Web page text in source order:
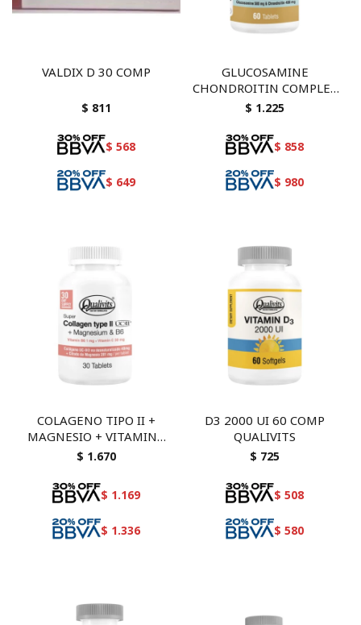
VALDIX D 30 COMP
$ 811
$ 568
$ 649
GLUCOSAMINE
CHONDROITIN COMPLEX
60 TAB
$ 1.225
$ 858
$ 980
COLAGENO TIPO II +
MAGNESIO + VITAMINA
B6 30 CAP
$ 1.670
$ 1.169
$ 1.336
D3 2000 UI 60 COMP
QUALIVITS
$ 725
$ 508
$ 580